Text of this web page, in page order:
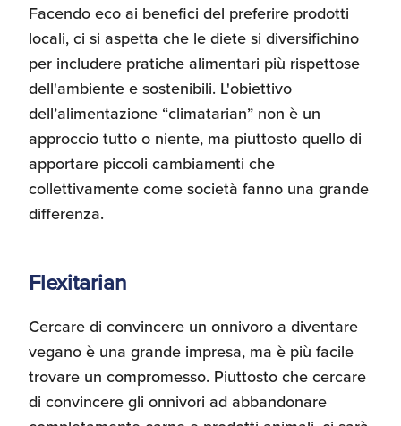
Facendo eco ai benefici del preferire prodotti
locali, ci si aspetta che le diete si diversifichino
per includere pratiche alimentari più rispettose
dell'ambiente e sostenibili. L'obiettivo
dell’alimentazione “climatarian” non è un
approccio tutto o niente, ma piuttosto quello di
apportare piccoli cambiamenti che
collettivamente come società fanno una grande
differenza.
Flexitarian
Cercare di convincere un onnivoro a diventare
vegano è una grande impresa, ma è più facile
trovare un compromesso. Piuttosto che cercare
di convincere gli onnivori ad abbandonare